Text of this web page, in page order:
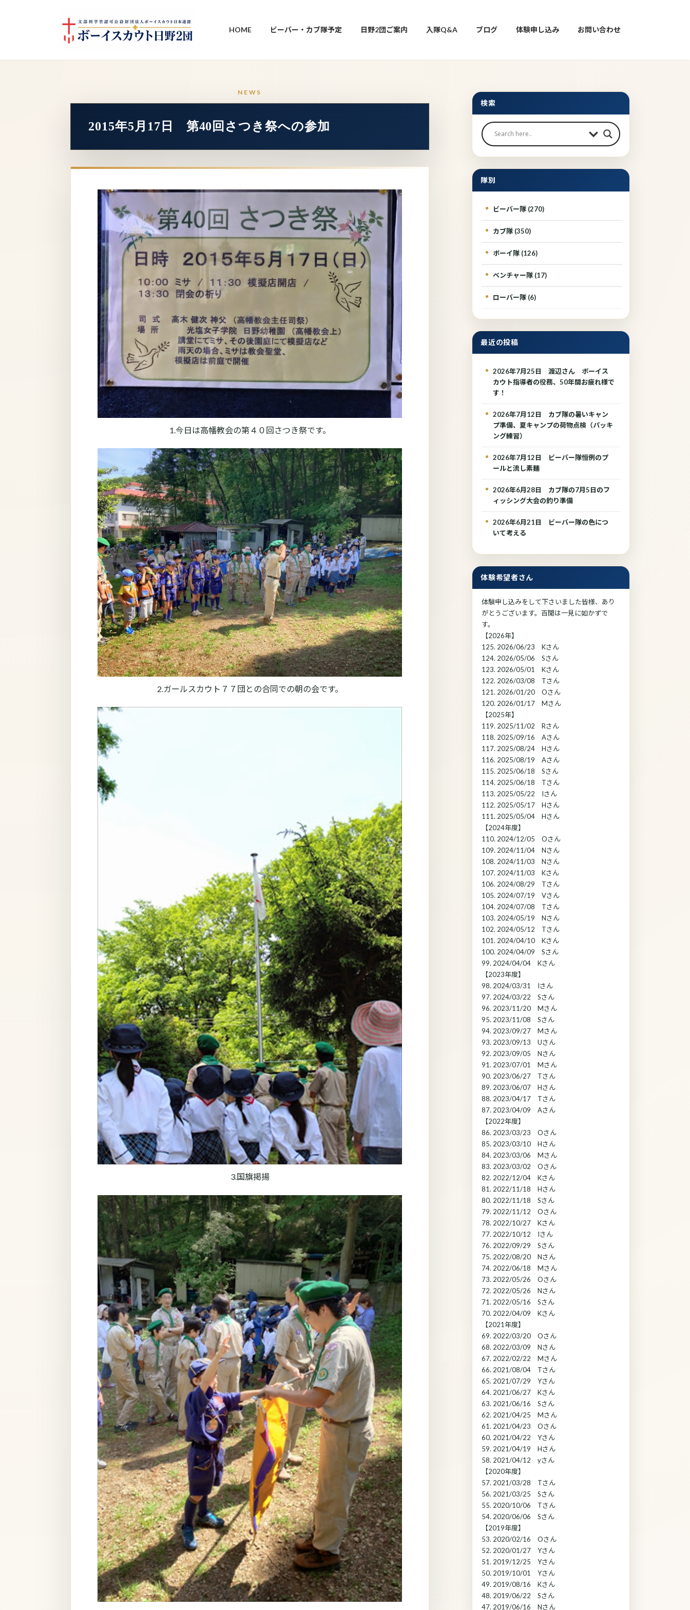
HOME ビーバー・カブ隊予定 日野2団ご案内 入隊Q&A ブログ 体験申し込み お問い合わせ
2015年5月17日 第40回さつき祭への参加
1.今日は高幡教会の第４０回さつき祭です。
2.ガールスカウト７７団との合同での朝の会です。
3.国旗掲揚
検索
隊別
ビーバー隊 (270)
カブ隊 (350)
ボーイ隊 (126)
ベンチャー隊 (17)
ローバー隊 (6)
最近の投稿
2026年7月25日 渡辺さん ボーイス
カウト指導者の役務、50年間お疲れ様で
す！
2026年7月12日 カブ隊の暑いキャン
プ準備、夏キャンプの荷物点検（パッキ
ング練習）
2026年7月12日 ビーバー隊恒例のプ
ールと流し素麺
2026年6月28日 カブ隊の7月5日のフ
ィッシング大会の釣り準備
2026年6月21日 ビーバー隊の色につ
いて考える
体験希望者さん
体験申し込みをして下さいました皆様、あり
がとうございます。百閒は一見に如かずで
す。
【2026年】
125. 2026/06/23 Kさん
124. 2026/05/06 Sさん
123. 2026/05/01 Kさん
122. 2026/03/08 Tさん
121. 2026/01/20 Oさん
120. 2026/01/17 Mさん
【2025年】
119. 2025/11/02 Rさん
118. 2025/09/16 Aさん
117. 2025/08/24 Hさん
116. 2025/08/19 Aさん
115. 2025/06/18 Sさん
114. 2025/06/18 Tさん
113. 2025/05/22 Iさん
112. 2025/05/17 Hさん
111. 2025/05/04 Hさん
【2024年度】
110. 2024/12/05 Oさん
109. 2024/11/04 Nさん
108. 2024/11/03 Nさん
107. 2024/11/03 Kさん
106. 2024/08/29 Tさん
105. 2024/07/19 Vさん
104. 2024/07/08 Tさん
103. 2024/05/19 Nさん
102. 2024/05/12 Tさん
101. 2024/04/10 Kさん
100. 2024/04/09 Sさん
99. 2024/04/04 Kさん
【2023年度】
98. 2024/03/31 Iさん
97. 2024/03/22 Sさん
96. 2023/11/20 Mさん
95. 2023/11/08 Sさん
94. 2023/09/27 Mさん
93. 2023/09/13 Uさん
92. 2023/09/05 Nさん
91. 2023/07/01 Mさん
90. 2023/06/27 Tさん
89. 2023/06/07 Hさん
88. 2023/04/17 Tさん
87. 2023/04/09 Aさん
【2022年度】
86. 2023/03/23 Oさん
85. 2023/03/10 Hさん
84. 2023/03/06 Mさん
83. 2023/03/02 Oさん
82. 2022/12/04 Kさん
81. 2022/11/18 Hさん
80. 2022/11/18 Sさん
79. 2022/11/12 Oさん
78. 2022/10/27 Kさん
77. 2022/10/12 Iさん
76. 2022/09/29 Sさん
75. 2022/08/20 Nさん
74. 2022/06/18 Mさん
73. 2022/05/26 Oさん
72. 2022/05/26 Nさん
71. 2022/05/16 Sさん
70. 2022/04/09 Kさん
【2021年度】
69. 2022/03/20 Oさん
68. 2022/03/09 Nさん
67. 2022/02/22 Mさん
66. 2021/08/04 Tさん
65. 2021/07/29 Yさん
64. 2021/06/27 Kさん
63. 2021/06/16 Sさん
62. 2021/04/25 Mさん
61. 2021/04/23 Oさん
60. 2021/04/22 Yさん
59. 2021/04/19 Hさん
58. 2021/04/12 yさん
【2020年度】
57. 2021/03/28 Tさん
56. 2021/03/25 Sさん
55. 2020/10/06 Tさん
54. 2020/06/06 Sさん
【2019年度】
53. 2020/02/16 Oさん
52. 2020/01/27 Yさん
51. 2019/12/25 Yさん
50. 2019/10/01 Yさん
49. 2019/08/16 Kさん
48. 2019/06/22 Sさん
47. 2019/06/16 Nさん